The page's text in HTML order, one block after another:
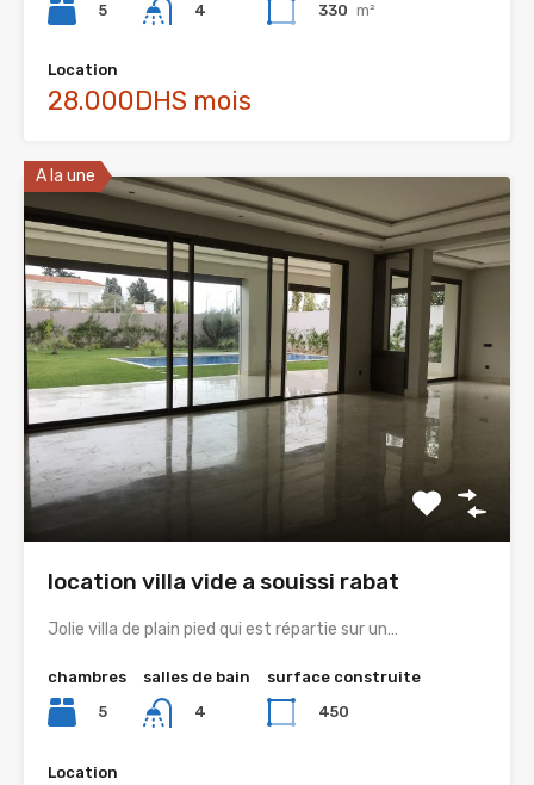
5
4
330 m²
Location
28.000DHS mois
A la une
location villa vide a souissi rabat
Jolie villa de plain pied qui est répartie sur un…
chambres
5
salles de bain
4
surface construite
450
Location